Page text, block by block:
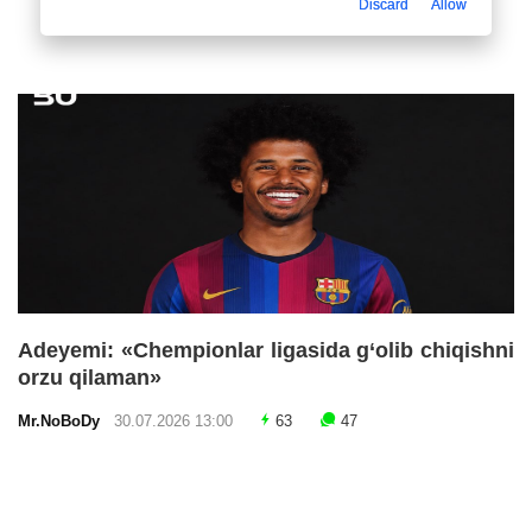
Adeyemi: «Chempionlar ligasida g‘olib chiqishni
orzu qilaman»
Mr.NoBoDy 30.07.2026 13:00 63 47
Discard Allow